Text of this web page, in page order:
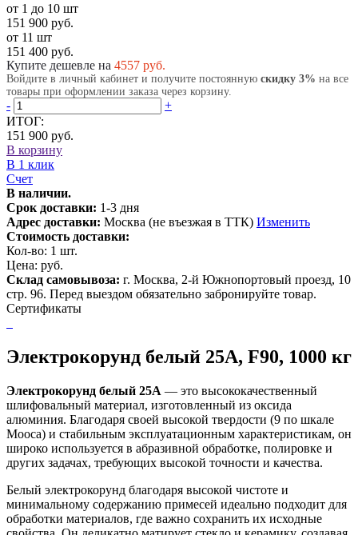
от 1 до 10 шт
151 900 руб.
от 11 шт
151 400 руб.
Купите дешевле на 4557 руб.
Войдите в личный кабинет и получите постоянную скидку 3% на все
товары при оформлении заказа через корзину.
-
+
ИТОГ:
151 900 руб.
В корзину
В 1 клик
Счет
В наличии.
Срок доставки: 1-3 дня
Адрес доставки: Москва (не въезжая в ТТК) Изменить
Стоимость доставки:
Кол-во: 1 шт.
Цена: руб.
Склад самовывоза: г. Москва, 2-й Южнопортовый проезд, 10
стр. 96. Перед выездом обязательно забронируйте товар.
Сертификаты
Электрокорунд белый 25А, F90, 1000 кг
Электрокорунд белый 25А — это высококачественный
шлифовальный материал, изготовленный из оксида
алюминия. Благодаря своей высокой твердости (9 по шкале
Мооса) и стабильным эксплуатационным характеристикам, он
широко используется в абразивной обработке, полировке и
других задачах, требующих высокой точности и качества.
Белый электрокорунд благодаря высокой чистоте и
минимальному содержанию примесей идеально подходит для
обработки материалов, где важно сохранить их исходные